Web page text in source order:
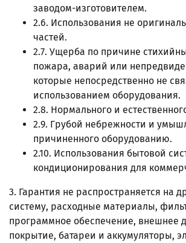
заводом-изготовителем.
2.6. Использования не
частей.
2.7. Ущерба по причине
пожара, аварий или
которые непосредственно не
использованием оборудования.
2.8. Нормального и
2.9. Грубой небрежности и
причиненного оборудованию.
2.10. Использования бытовой
кондиционирования для
3. Гарантия не распространяется на
систему, расходные материалы,
программное обеспечение, внешнее
покрытие, батареи и аккумуляторы,